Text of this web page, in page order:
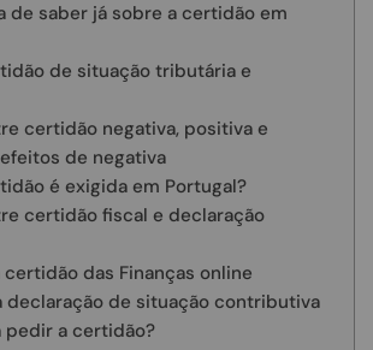
de saber já sobre a certidão em
de situação tributária e
certidão negativa, positiva e
de negativa
é exigida em Portugal?
certidão fiscal e declaração
das Finanças online
declaração de situação contributiva
pedir a certidão?